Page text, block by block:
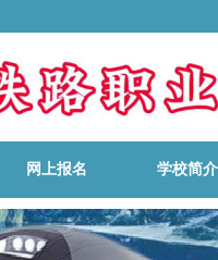
网上报名 学校简介